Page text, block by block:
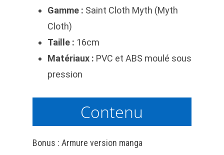
Gamme : Saint Cloth Myth (Myth
Cloth)
Taille : 16cm
Matériaux : PVC et ABS moulé sous
pression
Contenu
Bonus : Armure version manga